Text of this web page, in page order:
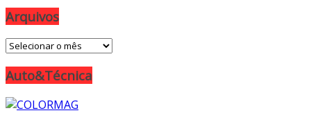
Arquivos
Arquivos
Auto&Técnica